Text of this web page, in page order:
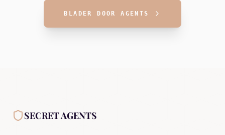
BLADER DOOR AGENTS
SECRET AGENTS